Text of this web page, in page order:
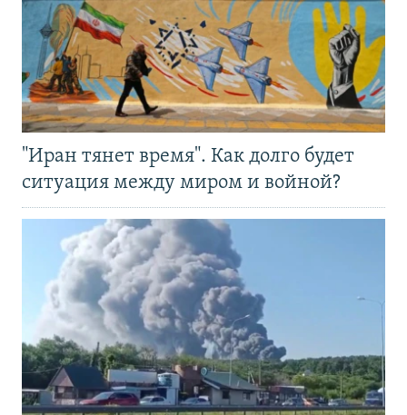
"Иран тянет время". Как долго будет
ситуация между миром и войной?